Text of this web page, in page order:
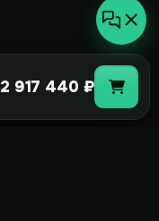
2 917 440 ₽